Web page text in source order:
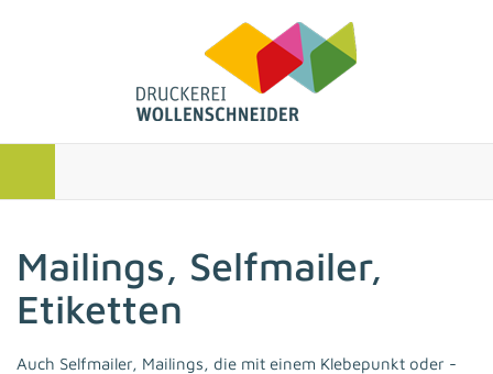
Mailings, Selfmailer,
Etiketten
Auch Selfmailer, Mailings, die mit einem Klebepunkt oder -